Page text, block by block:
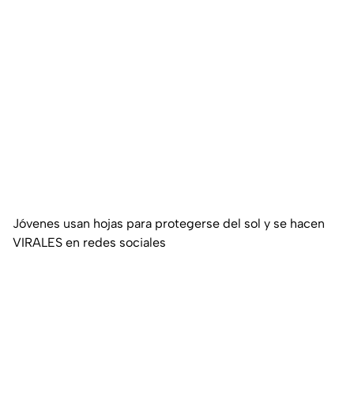
Jóvenes usan hojas para protegerse del sol y se hacen
VIRALES en redes sociales